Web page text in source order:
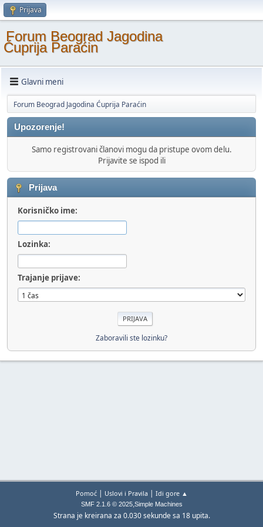
Prijava
Forum Beograd Jagodina
Ćuprija Paraćin
Glavni meni
Forum Beograd Jagodina Ćuprija Paraćin
Upozorenje!
Samo registrovani članovi mogu da pristupe ovom delu.
Prijavite se ispod ili
Prijava
Korisničko ime:
Lozinka:
Trajanje prijave:
Zaboravili ste lozinku?
Pomoć| Uslovi i Pravila| Idi gore ▲
SMF 2.1.6 © 2025,Simple Machines
Strana je kreirana za 0.030 sekunde sa 18 upita.